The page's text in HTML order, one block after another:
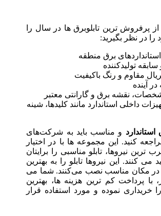
پرفروش‌ ترین تابلوبرق‌ ها در سال را
را در نظر بگیرید:
استانداردهای برق منطقه
تولیدکننده
مقاوم و رنگ باکیفیت
آینده
نقشه برق و گارانتی معتبر
داخلی استاندارد مانند کلیدها، شینه
استاندارد و مناسب باید به شرکت‌های
کنید. این مجموعه‌ ها با در اختیار
ترین نیرو‌ها، تابلو مناسبی را برایتان
کنند. این نیرو‌ها تابلو را به بهترین
در مکان مناسب نصب می‌کنند. شما می‌
با پرداخت کم‌ ترین هزینه‌ ها، بهترین
خریداری نموده و مورد استفاده قرار